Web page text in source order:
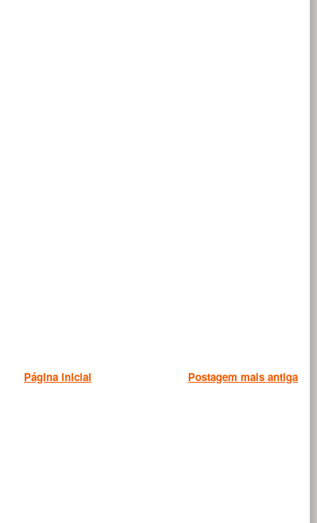
Postagem mais antiga
Página inicial